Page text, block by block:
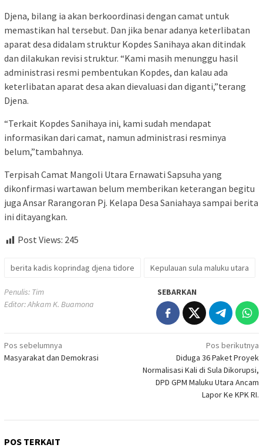
Djena, bilang ia akan berkoordinasi dengan camat untuk
memastikan hal tersebut. Dan jika benar adanya keterlibatan
aparat desa didalam struktur Kopdes Sanihaya akan ditindak
dan dilakukan revisi struktur. “Kami masih menunggu hasil
administrasi resmi pembentukan Kopdes, dan kalau ada
keterlibatan aparat desa akan dievaluasi dan diganti,”terang
Djena.
“Terkait Kopdes Sanihaya ini, kami sudah mendapat
informasikan dari camat, namun administrasi resminya
belum,”tambahnya.
Terpisah Camat Mangoli Utara Ernawati Sapsuha yang
dikonfirmasi wartawan belum memberikan keterangan begitu
juga Ansar Rarangoran Pj. Kelapa Desa Saniahaya sampai berita
ini ditayangkan.
Post Views: 245
berita kadis koprindag djena tidore Kepulauan sula maluku utara
Penulis: Tim
Editor: Ahkam K. Buamona
SEBARKAN
Navigasi
pos
Pos sebelumnya
Masyarakat dan Demokrasi
Pos berikutnya
Diduga 36 Paket Proyek
Normalisasi Kali di Sula Dikorupsi,
DPD GPM Maluku Utara Ancam
Lapor Ke KPK RI.
POS TERKAIT